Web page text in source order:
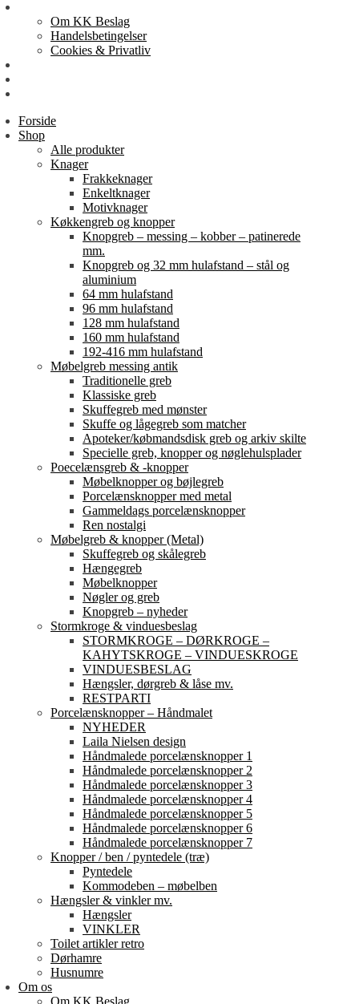
Om KK Beslag
Handelsbetingelser
Cookies & Privatliv
Forside
Shop
Alle produkter
Knager
Frakkeknager
Enkeltknager
Motivknager
Køkkengreb og knopper
Knopgreb – messing – kobber – patinerede
mm.
Knopgreb og 32 mm hulafstand – stål og
aluminium
64 mm hulafstand
96 mm hulafstand
128 mm hulafstand
160 mm hulafstand
192-416 mm hulafstand
Møbelgreb messing antik
Traditionelle greb
Klassiske greb
Skuffegreb med mønster
Skuffe og lågegreb som matcher
Apoteker/købmandsdisk greb og arkiv skilte
Specielle greb, knopper og nøglehulsplader
Poecelænsgreb & -knopper
Møbelknopper og bøjlegreb
Porcelænsknopper med metal
Gammeldags porcelænsknopper
Ren nostalgi
Møbelgreb & knopper (Metal)
Skuffegreb og skålegreb
Hængegreb
Møbelknopper
Nøgler og greb
Knopgreb – nyheder
Stormkroge & vinduesbeslag
STORMKROGE – DØRKROGE –
KAHYTSKROGE – VINDUESKROGE
VINDUESBESLAG
Hængsler, dørgreb & låse mv.
RESTPARTI
Porcelænsknopper – Håndmalet
NYHEDER
Laila Nielsen design
Håndmalede porcelænsknopper 1
Håndmalede porcelænsknopper 2
Håndmalede porcelænsknopper 3
Håndmalede porcelænsknopper 4
Håndmalede porcelænsknopper 5
Håndmalede porcelænsknopper 6
Håndmalede porcelænsknopper 7
Knopper / ben / pyntedele (træ)
Pyntedele
Kommodeben – møbelben
Hængsler & vinkler mv.
Hængsler
VINKLER
Toilet artikler retro
Dørhamre
Husnumre
Om os
Om KK Beslag